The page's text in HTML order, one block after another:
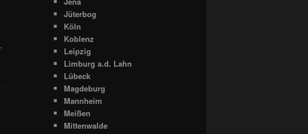
,
Jüterbog
Köln
Koblenz
Leipzig
Limburg a.d. Lahn
Lübeck
Magdeburg
Mannheim
Meißen
Mittenwalde